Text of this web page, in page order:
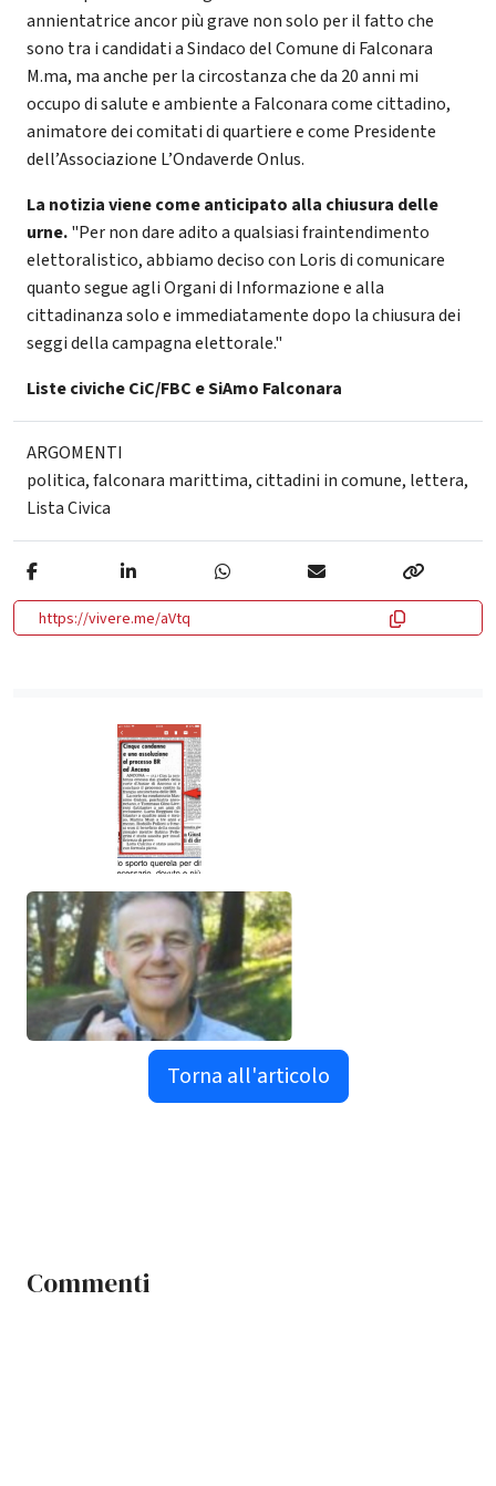
annientatrice ancor più grave non solo per il fatto che
sono tra i candidati a Sindaco del Comune di Falconara
M.ma, ma anche per la circostanza che da 20 anni mi
occupo di salute e ambiente a Falconara come cittadino,
animatore dei comitati di quartiere e come Presidente
dell’Associazione L’Ondaverde Onlus.
La notizia viene come anticipato alla chiusura delle
urne."Per non dare adito a qualsiasi fraintendimento
elettoralistico, abbiamo deciso con Loris di comunicare
quanto segue agli Organi di Informazione e alla
cittadinanza solo e immediatamente dopo la chiusura dei
seggi della campagna elettorale."
Liste civiche CiC/FBC e SiAmo Falconara
ARGOMENTI
politica,falconara marittima,cittadini in comune, lettera,
Lista Civica
https://vivere.me/aVtq
Torna all'articolo
Commenti